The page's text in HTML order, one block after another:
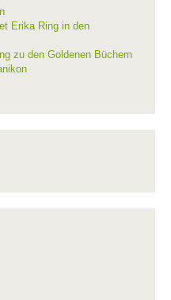
Erika Ring in den
zu den Goldenen Büchern